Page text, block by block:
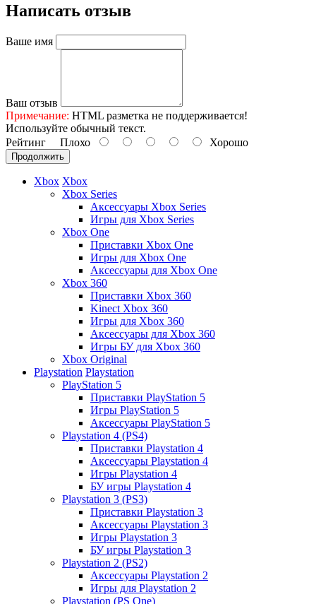
Написать отзыв
Ваше имя
Ваш отзыв
Примечание: HTML разметка не поддерживается!
Используйте обычный текст.
Рейтинг Плохо Хорошо
Продолжить
Xbox Xbox
Xbox Series
Аксессуары Xbox Series
Игры для Xbox Series
Xbox One
Приставки Xbox One
Игры для Xbox One
Аксессуары для Xbox One
Xbox 360
Приставки Xbox 360
Kinect Xbox 360
Игры для Xbox 360
Аксессуары для Xbox 360
Игры БУ для Xbox 360
Xbox Original
Playstation Playstation
PlayStation 5
Приставки PlayStation 5
Игры PlayStation 5
Аксессуары PlayStation 5
Playstation 4 (PS4)
Приставки Playstation 4
Аксессуары Playstation 4
Игры Playstation 4
БУ игры Playstation 4
Playstation 3 (PS3)
Приставки Playstation 3
Аксессуары Playstation 3
Игры Playstation 3
БУ игры Playstation 3
Playstation 2 (PS2)
Аксессуары Playstation 2
Игры для Playstation 2
Playstation (PS One)